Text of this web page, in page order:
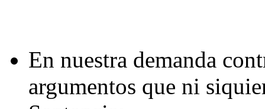
En nuestra demanda
argumentos que ni